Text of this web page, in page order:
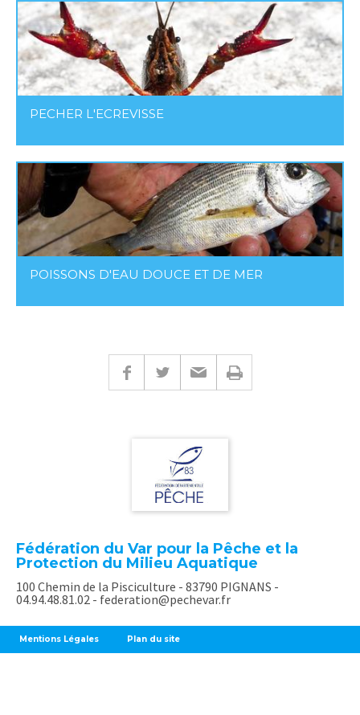
PECHER L'ECREVISSE
POISSONS D'EAU DOUCE ET DE MER
Fédération du Var pour la Pêche et la
Protection du Milieu Aquatique
100 Chemin de la Pisciculture - 83790 PIGNANS -
04.94.48.81.02 - federation@pechevar.fr
Mentions Légales Plan du site